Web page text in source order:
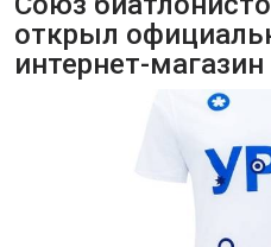
открыл
интернет-магазин